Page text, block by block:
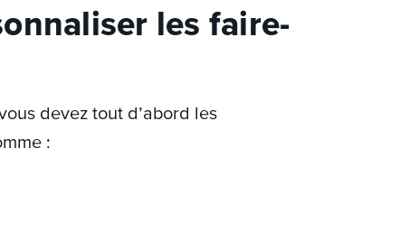
les faire-
devez tout d’abord les
: